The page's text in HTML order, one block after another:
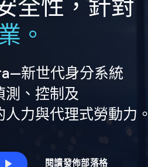
全性，針對
。
新世代身分系統
測、控制及
人力與代理式勞動力。
閱讀發佈部落格